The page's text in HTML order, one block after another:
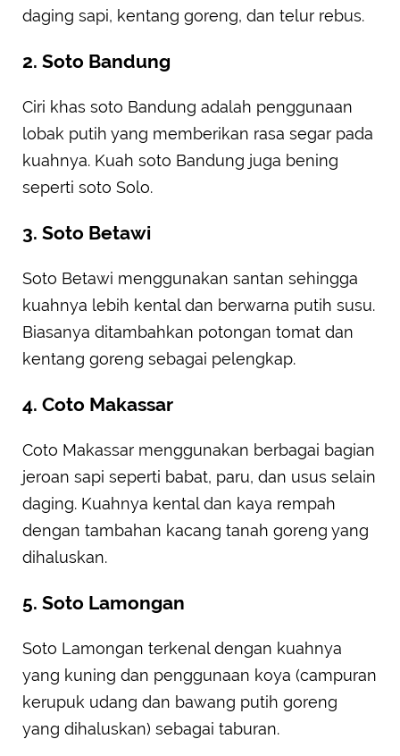
daging sapi, kentang goreng, dan telur rebus.
2. Soto Bandung
Ciri khas soto Bandung adalah penggunaan
lobak putih yang memberikan rasa segar pada
kuahnya. Kuah soto Bandung juga bening
seperti soto Solo.
3. Soto Betawi
Soto Betawi menggunakan santan sehingga
kuahnya lebih kental dan berwarna putih susu.
Biasanya ditambahkan potongan tomat dan
kentang goreng sebagai pelengkap.
4. Coto Makassar
Coto Makassar menggunakan berbagai bagian
jeroan sapi seperti babat, paru, dan usus selain
daging. Kuahnya kental dan kaya rempah
dengan tambahan kacang tanah goreng yang
dihaluskan.
5. Soto Lamongan
Soto Lamongan terkenal dengan kuahnya
yang kuning dan penggunaan koya (campuran
kerupuk udang dan bawang putih goreng
yang dihaluskan) sebagai taburan.